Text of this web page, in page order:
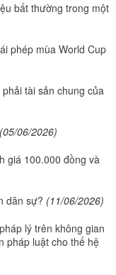
bất thường trong một
phép mùa World Cup
tài sản chung của
(05/06/2026)
giá 100.000 đồng và
dân sự? (11/06/2026)
lý trên không gian
pháp luật cho thế hệ